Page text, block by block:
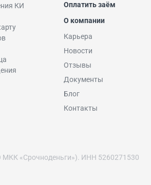
КИ
Оплатить заём
О компании
Карьера
Новости
Отзывы
Документы
Блог
Контакты
МКК «Срочноденьги»). ИНН 5260271530